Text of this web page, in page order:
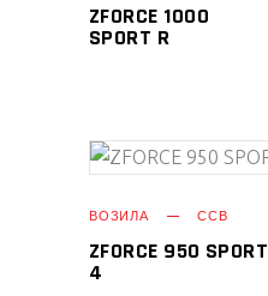
ZFORCE 1000
SPORT R
ВОЗИЛА ССВ
ZFORCE 950 SPORT
4